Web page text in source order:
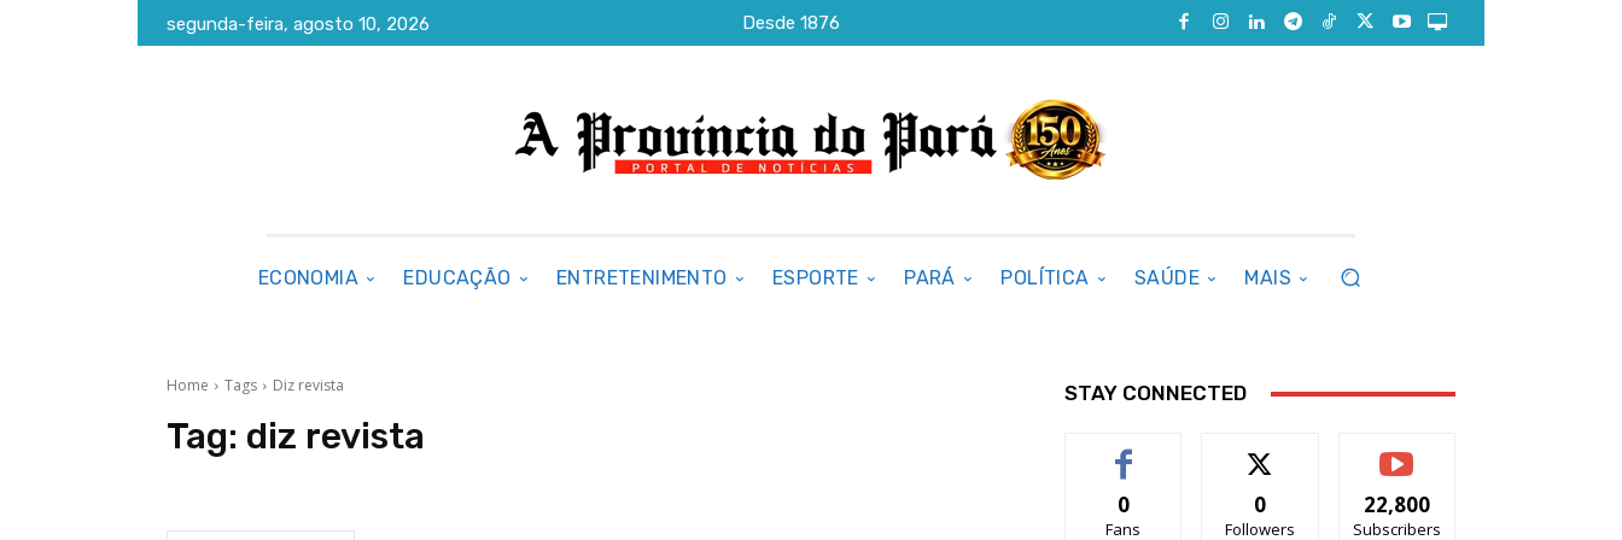
segunda-feira, agosto 10, 2026 Desde 1876
ECONOMIA EDUCAÇÃO ENTRETENIMENTO ESPORTE PARÁ POLÍTICA SAÚDE MAIS
Home Tags Diz revista
Tag: diz revista
STAY CONNECTED
0
Fans
0
Followers
22,800
Subscribers